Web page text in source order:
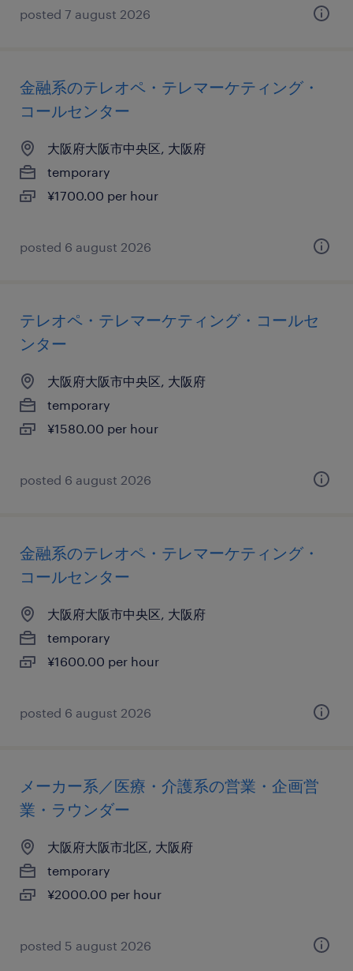
posted 7 august 2026
金融系のテレオペ・テレマーケティング・
コールセンター
大阪府大阪市中央区, 大阪府
temporary
¥1700.00 per hour
posted 6 august 2026
テレオペ・テレマーケティング・コールセ
ンター
大阪府大阪市中央区, 大阪府
temporary
¥1580.00 per hour
posted 6 august 2026
金融系のテレオペ・テレマーケティング・
コールセンター
大阪府大阪市中央区, 大阪府
temporary
¥1600.00 per hour
posted 6 august 2026
メーカー系／医療・介護系の営業・企画営
業・ラウンダー
大阪府大阪市北区, 大阪府
temporary
¥2000.00 per hour
posted 5 august 2026